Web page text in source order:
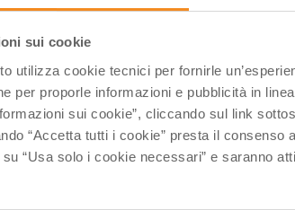
sui cookie
utilizza cookie tecnici per fornirle
per proporle informazioni e pubblicità in
sui cookie”, cliccando sul link
“Accetta tutti i cookie” presta il
“Usa solo i cookie necessari” e saranno